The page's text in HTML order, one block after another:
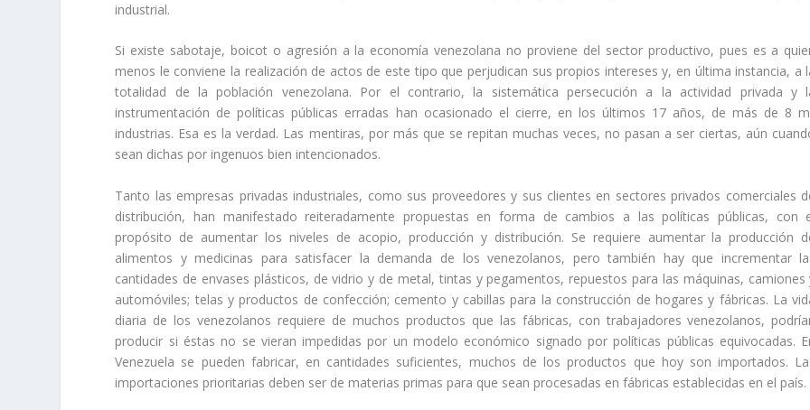
industrial.
Si existe sabotaje, boicot o agresión a la economía venezolana no proviene del sector productivo, pues es a
menos le conviene la realización de actos de este tipo que perjudican sus propios intereses y, en última instancia, a
totalidad de la población venezolana. Por el contrario, la sistemática persecución a la actividad privada y
instrumentación de políticas públicas erradas han ocasionado el cierre, en los últimos 17 años, de más de 8
industrias. Esa es la verdad. Las mentiras, por más que se repitan muchas veces, no pasan a ser ciertas, aún
sean dichas por ingenuos bien intencionados.
Tanto las empresas privadas industriales, como sus proveedores y sus clientes en sectores privados comerciales
distribución, han manifestado reiteradamente propuestas en forma de cambios a las políticas públicas, con
propósito de aumentar los niveles de acopio, producción y distribución. Se requiere aumentar la producción
alimentos y medicinas para satisfacer la demanda de los venezolanos, pero también hay que incrementar
cantidades de envases plásticos, de vidrio y de metal, tintas y pegamentos, repuestos para las máquinas, camiones
automóviles; telas y productos de confección; cemento y cabillas para la construcción de hogares y fábricas. La
diaria de los venezolanos requiere de muchos productos que las fábricas, con trabajadores venezolanos,
producir si éstas no se vieran impedidas por un modelo económico signado por políticas públicas equivocadas.
Venezuela se pueden fabricar, en cantidades suficientes, muchos de los productos que hoy son importados.
importaciones prioritarias deben ser de materias primas para que sean procesadas en fábricas establecidas en el país.